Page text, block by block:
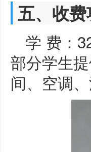
五、收
学 费：
部分学生
间、空调